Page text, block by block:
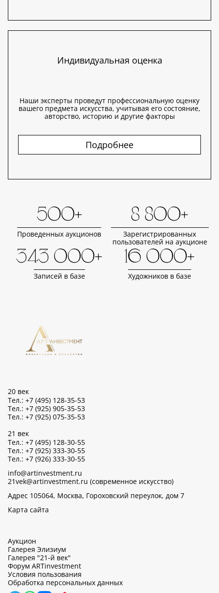
Индивидуальная оценка
Наши эксперты проведут профессиональную оценку
вашего предмета искусства, учитывая его состояние,
авторство, историю и другие факторы
Подробнее
500+
Проведенных аукционов
8 800+
Зарегистрированных
пользователей на аукционе
343 000+
Записей в базе
16 000+
Художников в базе
20 век
Тел.: +7 (495) 128-35-53
Тел.: +7 (925) 905-35-53
Тел.: +7 (925) 075-35-53
21 век
Тел.: +7 (495) 128-30-55
Тел.: +7 (925) 333-30-55
Тел.: +7 (926) 333-30-55
info@artinvestment.ru
21vek@artinvestment.ru (современное искусство)
Адрес 105064, Москва, Гороховский переулок, дом 7
Карта сайта
Аукцион
Галерея Элизиум
Галерея "21-й век"
Форум ARTinvestment
Условия пользования
Обработка персональных данных